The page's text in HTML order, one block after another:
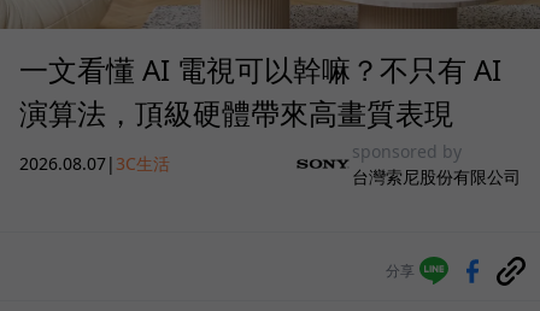
一文看懂 AI 電視可以幹嘛？不只有 AI
演算法，頂級硬體帶來高畫質表現
2026.08.07| 3C生活
sponsored by
台灣索尼股份有限公司
分享